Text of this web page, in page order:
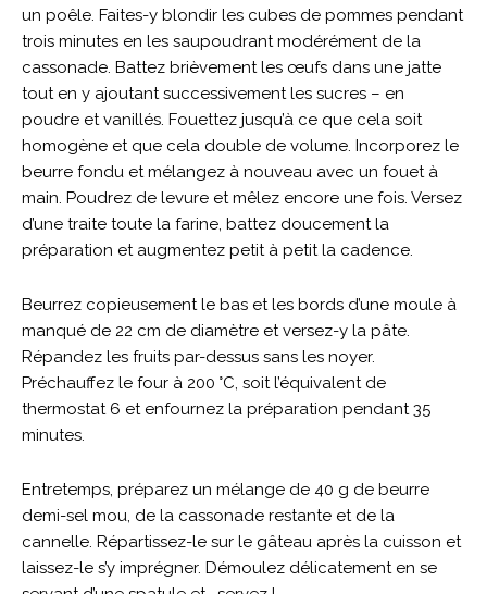
un poêle. Faites-y blondir les cubes de pommes pendant
trois minutes en les saupoudrant modérément de la
cassonade. Battez brièvement les œufs dans une jatte
tout en y ajoutant successivement les sucres – en
poudre et vanillés. Fouettez jusqu’à ce que cela soit
homogène et que cela double de volume. Incorporez le
beurre fondu et mélangez à nouveau avec un fouet à
main. Poudrez de levure et mêlez encore une fois. Versez
d’une traite toute la farine, battez doucement la
préparation et augmentez petit à petit la cadence.
Beurrez copieusement le bas et les bords d’une moule à
manqué de 22 cm de diamètre et versez-y la pâte.
Répandez les fruits par-dessus sans les noyer.
Préchauffez le four à 200 °C, soit l’équivalent de
thermostat 6 et enfournez la préparation pendant 35
minutes.
Entretemps, préparez un mélange de 40 g de beurre
demi-sel mou, de la cassonade restante et de la
cannelle. Répartissez-le sur le gâteau après la cuisson et
laissez-le s’y imprégner. Démoulez délicatement en se